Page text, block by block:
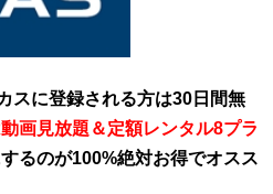
スに登録される方は30日間無
画見放題＆定額レンタル8プラ
るのが100%絶対お得でオスス